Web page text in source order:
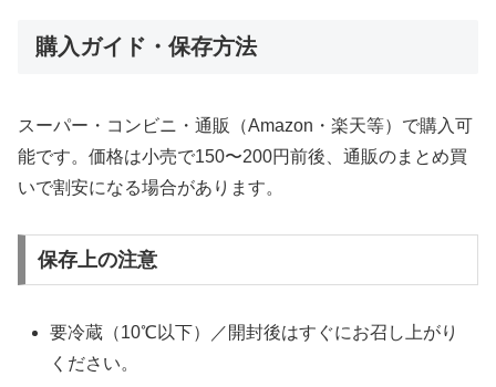
購入ガイド・保存方法
スーパー・コンビニ・通販（Amazon・楽天等）で購入可
能です。価格は小売で150〜200円前後、通販のまとめ買
いで割安になる場合があります。
保存上の注意
要冷蔵（10℃以下）／開封後はすぐにお召し上がり
ください。